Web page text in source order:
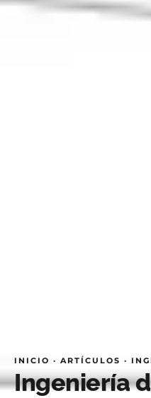
INICIO · ARTÍCULOS ·
Ingeniería